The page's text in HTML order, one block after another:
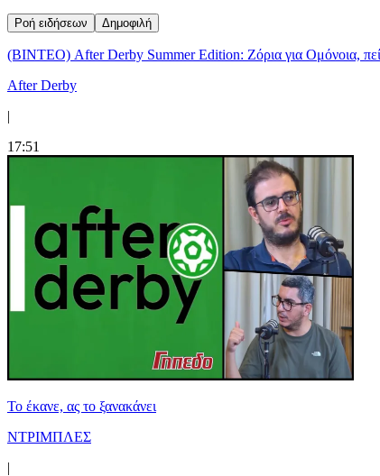
Ροή ειδήσεων Δημοφιλή
(ΒΙΝΤΕΟ) After Derby Summer Edition: Ζόρια για Ομόνοια,
After Derby
|
17:51
Το έκανε, ας το ξανακάνει
ΝΤΡΙΜΠΛΕΣ
|